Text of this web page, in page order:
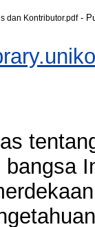
dan Kontributor.pdf-